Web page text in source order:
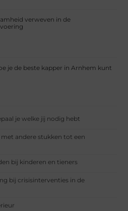
verweven in de
je de beste kapper in Arnhem kunt
je welke jij nodig hebt
andere stukken tot een
bij kinderen en tieners
bij crisisinterventies in de